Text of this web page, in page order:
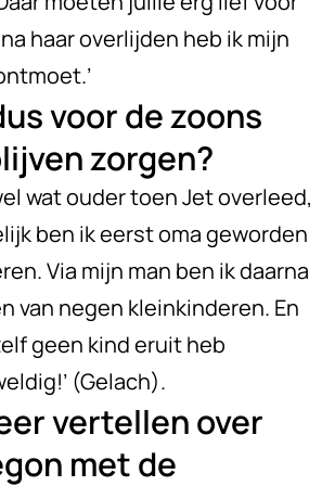
haar overlijden heb ik mijn
voor de zoons
zorgen?
wat ouder toen Jet overleed,
ben ik eerst oma geworden
Via mijn man ben ik daarna
van negen kleinkinderen. En
geen kind eruit heb
(Gelach).
vertellen over
met de